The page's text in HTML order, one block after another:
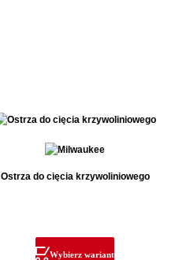
Ostrza do cięcia krzywoliniowego
Wybierz wariant